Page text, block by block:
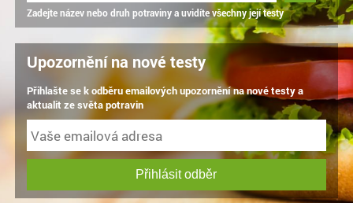
Zadejte název nebo druh potraviny a uvidíte všechny její testy
Upozornění na nové testy
Přihlašte se k odběru emailových upozornění na nové testy a
aktualit ze světa potravin
Přihlásit odběr